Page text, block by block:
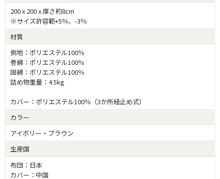
200 x 200 x 厚さ約8cm
※サイズ許容範+5％、-3％
材質
側地：ポリエステル100％
巻綿：ポリエステル100％
固綿：ポリエステル100％
詰め物重量：4.5kg
カバー：ポリエステル100％（3か所紐止め式）
カラー
アイボリー・ブラウン
生産国
布団：日本
カバー：中国